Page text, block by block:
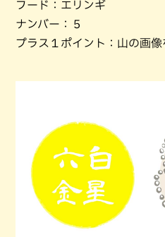
フード：エリンギ
ナンバー：５
プラス１ポイント：山の画像